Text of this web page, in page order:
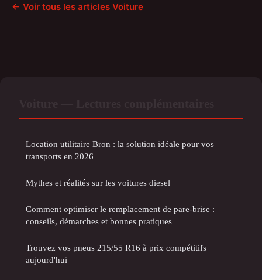
← Voir tous les articles Voiture
Location utilitaire Bron : la solution idéale pour vos
transports en 2026
Mythes et réalités sur les voitures diesel
Comment optimiser le remplacement de pare-brise :
conseils, démarches et bonnes pratiques
Trouvez vos pneus 215/55 R16 à prix compétitifs
aujourd'hui